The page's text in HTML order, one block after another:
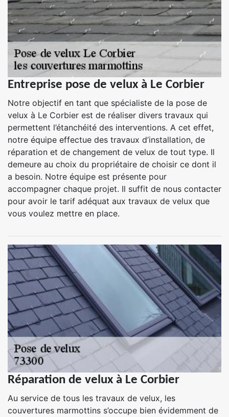
Entreprise pose de velux à Le Corbier
Notre objectif en tant que spécialiste de la pose de
velux à Le Corbier est de réaliser divers travaux qui
permettent l’étanchéité des interventions. A cet effet,
notre équipe effectue des travaux d’installation, de
réparation et de changement de velux de tout type. Il
demeure au choix du propriétaire de choisir ce dont il
a besoin. Notre équipe est présente pour
accompagner chaque projet. Il suffit de nous contacter
pour avoir le tarif adéquat aux travaux de velux que
vous voulez mettre en place.
Réparation de velux à Le Corbier
Au service de tous les travaux de velux, les
couvertures marmottins s’occupe bien évidemment de